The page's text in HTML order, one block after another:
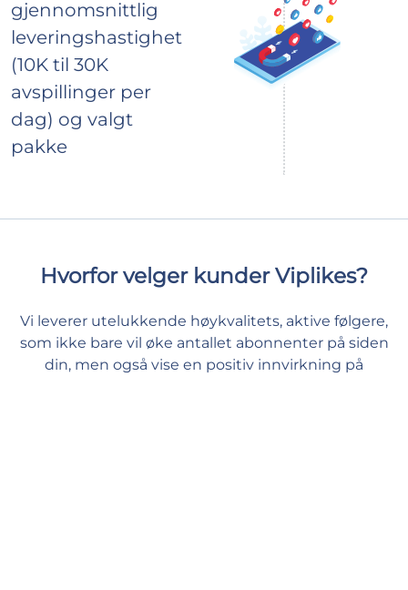
gjennomsnittlig
leveringshastighet
(10K til 30K
avspillinger per
dag) og valgt
pakke
Hvorfor velger kunder Viplikes?
Vi leverer utelukkende høykvalitets, aktive følgere,
som ikke bare vil øke antallet abonnenter på siden
din, men også vise en positiv innvirkning på